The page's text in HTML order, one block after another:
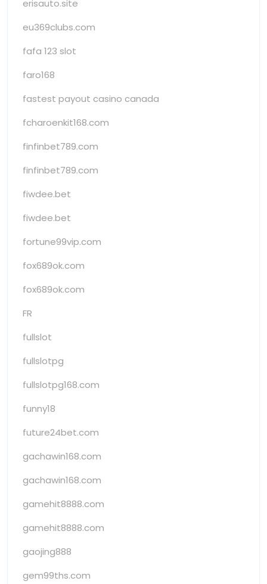
erisauto.site
eu369clubs.com
fafa 123 slot
faro168
fastest payout casino canada
fcharoenkit168.com
finfinbet789.com
finfinbet789.com
fiwdee.bet
fiwdee.bet
fortune99vip.com
fox689ok.com
fox689ok.com
FR
fullslot
fullslotpg
fullslotpg168.com
funny18
future24bet.com
gachawin168.com
gachawin168.com
gamehit8888.com
gamehit8888.com
gaojing888
gem99ths.com